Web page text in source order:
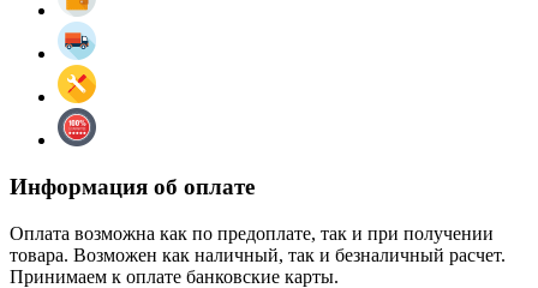
Информация об оплате
Оплата возможна как по предоплате, так и при получении
товара. Возможен как наличный, так и безналичный расчет.
Принимаем к оплате банковские карты.